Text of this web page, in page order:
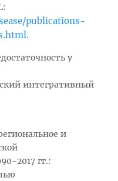
publications-
.
у
интегративный
и
2017 гг.: